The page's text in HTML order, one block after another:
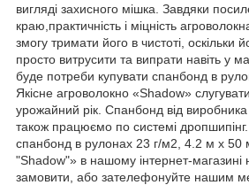
вигляді захисного мішка. Завдяки
краю,практичність і міцність
змогу тримати його в чистоті, оскільки
просто витрусити та випрати навіть у
буде потреби купувати спанбонд в
Якісне агроволокно «Shadow»
урожайний рік. Спанбонд від виробника
також працюємо по системі
спанбонд в рулонах 23 г/м2, 4.2 м х 50
"Shadow"» в нашому інтернет-магазині
замовити, або зателефонуйте нашим